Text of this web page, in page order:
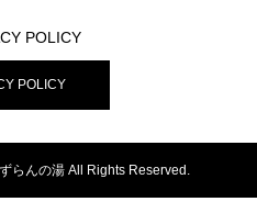
POLICY
POLICY
らんの湯 All Rights Reserved.